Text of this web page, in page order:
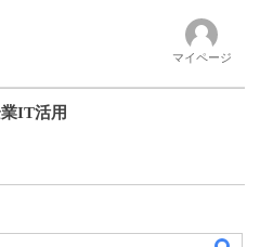
マイページ
IT活用